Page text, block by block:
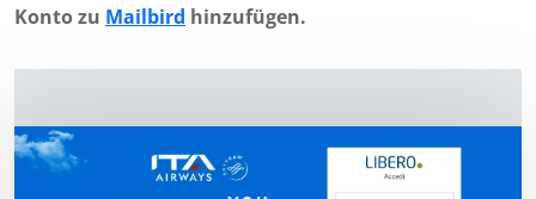
Konto zu Mailbird hinzufügen.